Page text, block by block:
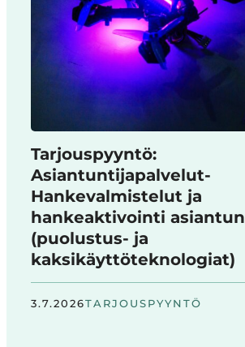
Tarjouspyyntö:
Asiantuntijapalvelut-
Hankevalmistelut ja
hankeaktivointi
(puolustus- ja
kaksikäyttöteknologiat)
3.7.2026TARJOUSPYYNTÖ